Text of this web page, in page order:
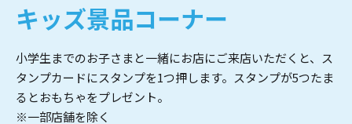
キッズ景品コーナー
小学生までのお子さまと一緒にお店にご来店いただくと、ス
タンプカードにスタンプを1つ押します。スタンプが5つたま
るとおもちゃをプレゼント。
※一部店舗を除く